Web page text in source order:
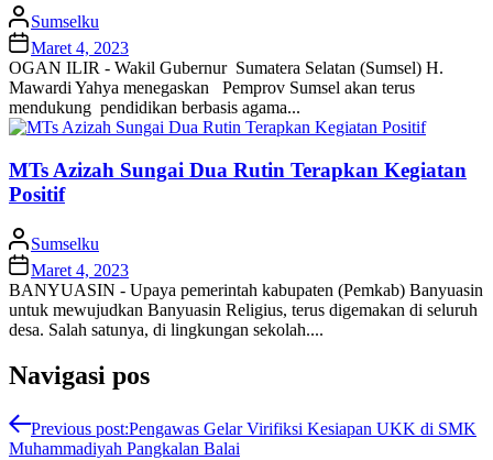
Sumselku
Maret 4, 2023
OGAN ILIR - Wakil Gubernur Sumatera Selatan (Sumsel) H.
Mawardi Yahya menegaskan Pemprov Sumsel akan terus
mendukung pendidikan berbasis agama...
MTs Azizah Sungai Dua Rutin Terapkan Kegiatan
Positif
Sumselku
Maret 4, 2023
BANYUASIN - Upaya pemerintah kabupaten (Pemkab) Banyuasin
untuk mewujudkan Banyuasin Religius, terus digemakan di seluruh
desa. Salah satunya, di lingkungan sekolah....
Navigasi pos
Previous post:Pengawas Gelar Virifiksi Kesiapan UKK di SMK
Muhammadiyah Pangkalan Balai